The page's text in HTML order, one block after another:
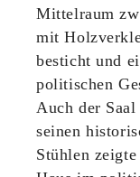
Mittelraum
mit
besticht und
politischen
Auch der Saal
seinen
Stühlen